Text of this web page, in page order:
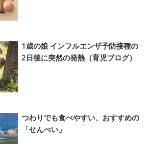
1歳の娘 インフルエンザ予防接種の
2日後に突然の発熱（育児ブログ）
つわりでも食べやすい、おすすめの
「せんべい」